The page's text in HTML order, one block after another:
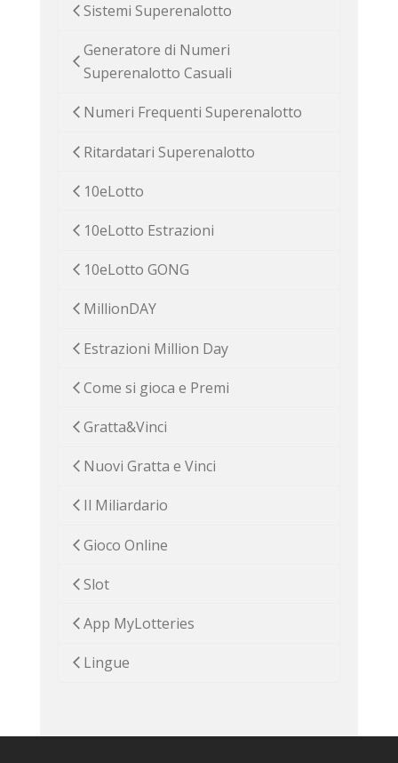
Sistemi Superenalotto
Generatore di Numeri
Superenalotto Casuali
Numeri Frequenti Superenalotto
Ritardatari Superenalotto
10eLotto
10eLotto Estrazioni
10eLotto GONG
MillionDAY
Estrazioni Million Day
Come si gioca e Premi
Gratta&Vinci
Nuovi Gratta e Vinci
Il Miliardario
Gioco Online
Slot
App MyLotteries
Lingue